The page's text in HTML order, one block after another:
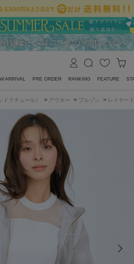
ARRIVAL PRE ORDER RANKING FEATURE
ドクチュール） > アウター > ブルゾン > レイヤー